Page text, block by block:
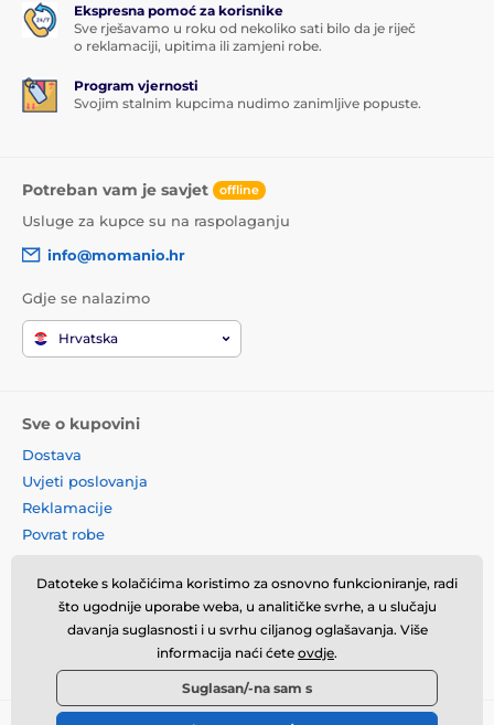
Ekspresna pomoć za korisnike
Sve rješavamo u roku od nekoliko sati bilo da je riječ
o reklamaciji, upitima ili zamjeni robe.
Program vjernosti
Svojim stalnim kupcima nudimo zanimljive popuste.
Potreban vam je savjet offline
Usluge za kupce su na raspolaganju
info@momanio.hr
Gdje se nalazimo
Hrvatska
Sve o kupovini
Dostava
Uvjeti poslovanja
Reklamacije
Povrat robe
Načela o korištenju kolačića
Kontaktne informacije
Informacije o obradi osobnih
Datoteke s kolačićima koristimo za osnovno funkcioniranje, radi
što ugodnije uporabe weba, u analitičke svrhe, a u slučaju
davanja suglasnosti i u svrhu ciljanog oglašavanja. Više
informacija naći ćete ovdje.
Suglasan/-na sam s